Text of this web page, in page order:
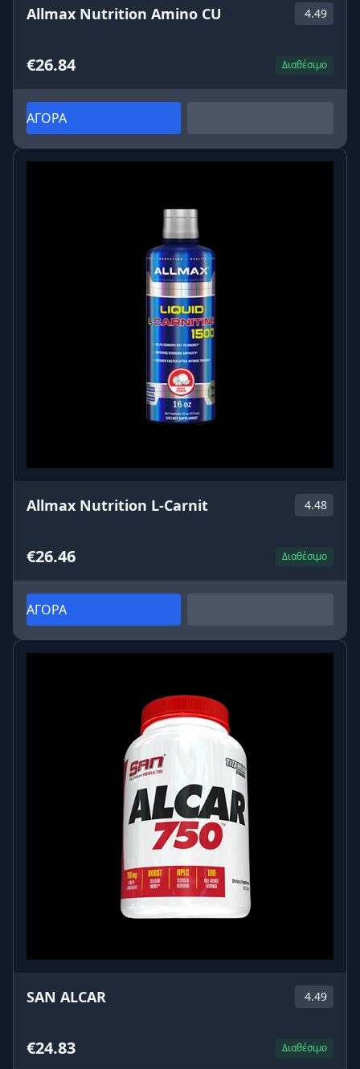
Allmax Nutrition Amino CU 4.49
€26.84 Διαθέσιμο
ΑΓΟΡΑ
Allmax Nutrition L-Carnit 4.48
€26.46 Διαθέσιμο
ΑΓΟΡΑ
SAN ALCAR 4.49
€24.83 Διαθέσιμο